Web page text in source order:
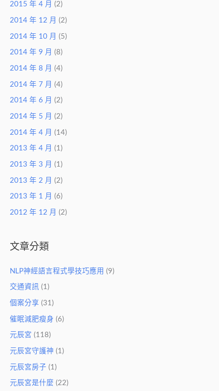
2015 年 4 月 (2)
2014 年 12 月 (2)
2014 年 10 月 (5)
2014 年 9 月 (8)
2014 年 8 月 (4)
2014 年 7 月 (4)
2014 年 6 月 (2)
2014 年 5 月 (2)
2014 年 4 月 (14)
2013 年 4 月 (1)
2013 年 3 月 (1)
2013 年 2 月 (2)
2013 年 1 月 (6)
2012 年 12 月 (2)
文章分類
NLP神經語言程式學技巧應用 (9)
交通資訊 (1)
個案分享 (31)
催眠減肥瘦身 (6)
元辰宮 (118)
元辰宮守護神 (1)
元辰宮房子 (1)
元辰宮是什麼 (22)